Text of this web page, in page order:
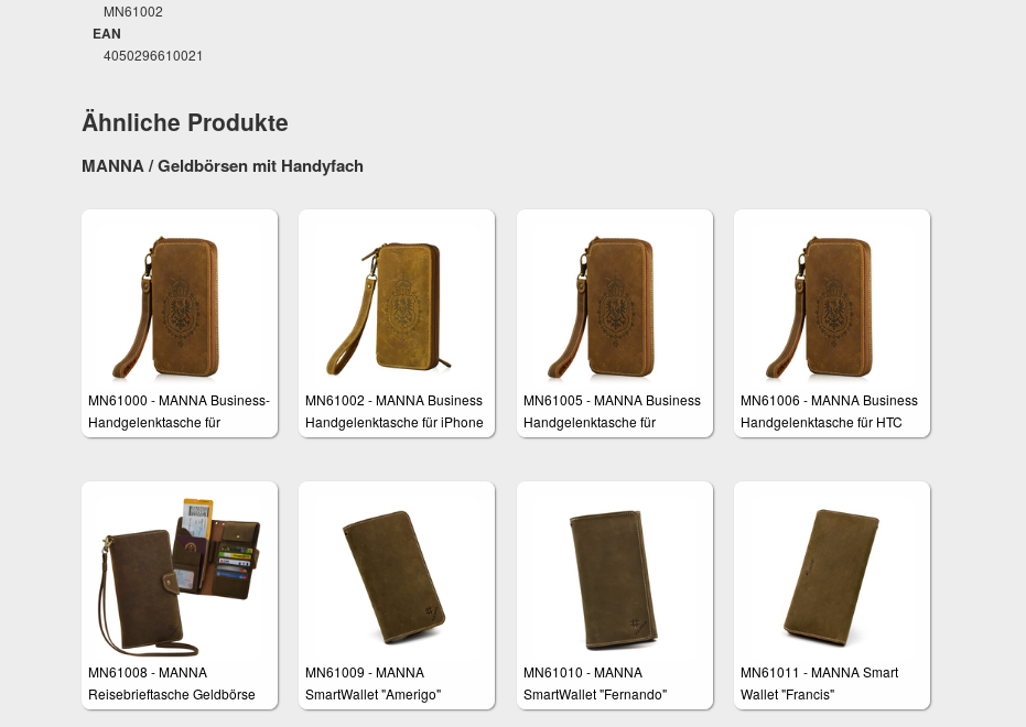
MN61002
EAN
4050296610021
Ähnliche Produkte
MANNA / Geldbörsen mit Handyfach
MN61000 - MANNA Business-
Handgelenktasche für
Smartphones
MN61002 - MANNA Business
Handgelenktasche für iPhone
6 und 6 Plus
MN61005 - MANNA Business
Handgelenktasche für
Samsung Galaxy S8, Galaxy
MN61006 - MANNA Business
Handgelenktasche für HTC
One M9
MN61008 - MANNA
Reisebrieftasche Geldbörse
Tasche für Smartphones z.B.
MN61009 - MANNA
SmartWallet "Amerigo"
MN61010 - MANNA
SmartWallet "Fernando"
MN61011 - MANNA Smart
Wallet "Francis"